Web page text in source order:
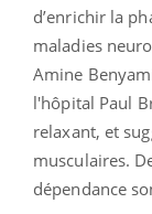
d’enrichir la
maladies
Amine
l'hôpital Paul
relaxant, et
musculaires.
dépendance